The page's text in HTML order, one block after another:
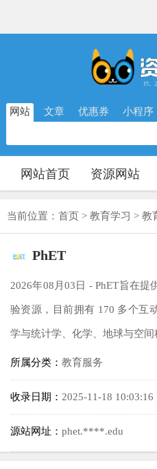
网站 文章 优惠券 小程序
网站首页 资源网站
当前位置： 首页 > 教育学习 > 教
PhET
2026年08月03日 - PhET旨在
验资源，目前拥有 170 多个互
学与统计学、化学、地球与空间
所属分类： 教育服务
收录日期： 2025-11-18 10:03:16
源站网址： phet.****.edu